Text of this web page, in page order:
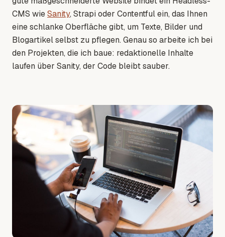
CMS wieSanity, Strapi oder Contentful ein, das Ihnen
eine schlanke Oberfläche gibt, um Texte, Bilder und
Blogartikel selbst zu pflegen. Genau so arbeite ich bei
den Projekten, die ich baue: redaktionelle Inhalte
laufen über Sanity, der Code bleibt sauber.